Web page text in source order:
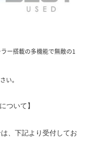
ー搭載の多機能で無敵の1
い。
ついて】
、下記より受付してお